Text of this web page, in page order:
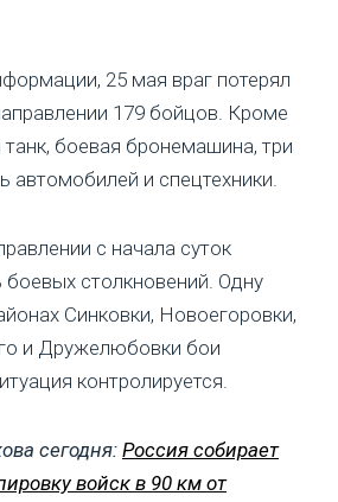
25 мая враг потерял
179 бойцов. Кроме
боевая бронемашина, три
автомобилей и спецтехники.
с начала суток
столкновений. Одну
Синковки, Новоегоровки,
и Дружелюбовки бои
контролируется.
сегодня: Россия собирает
войск в 90 км от